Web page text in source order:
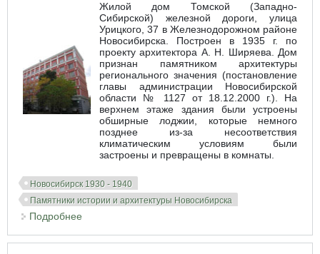
Жилой дом Томской (Западно-
Сибирской) железной дороги, улица
Урицкого, 37 в Железнодорожном районе
Новосибирска. Построен в 1935 г. по
проекту архитектора А. Н. Ширяева. Дом
признан памятником архитектуры
регионального значения (постановление
главы администрации Новосибирской
области № 1127 от 18.12.2000 г.). На
верхнем этаже здания были устроены
обширные лоджии, которые немного
позднее из-за несоответствия
климатическим условиям были
застроены и превращены в комнаты.
Новосибирск 1930 - 1940
Памятники истории и архитектуры Новосибирска
Подробнее